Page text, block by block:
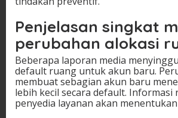
Penjelasan singkat
perubahan alokasi
Beberapa laporan media
default ruang untuk akun baru.
membuat sebagian akun baru
lebih kecil secara default. Informasi
penyedia layanan akan